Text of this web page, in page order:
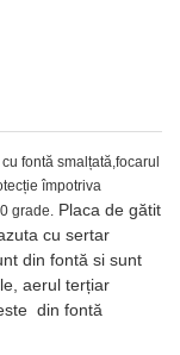
fontă smalțată,focarul
împotriva
grade. Placa de gătit
cu sertar
din fontă si sunt
aerul terțiar
din fontă